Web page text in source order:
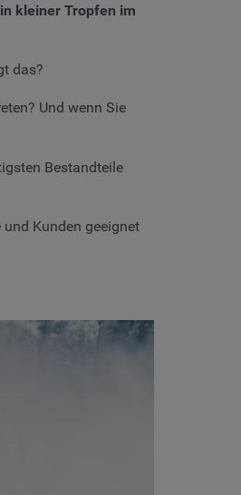
kleiner Tropfen im
das?
Und wenn Sie
Bestandteile
Kunden geeignet